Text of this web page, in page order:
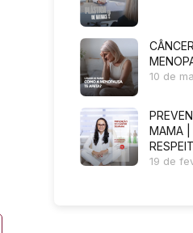
10 de
MAMA |
19 de